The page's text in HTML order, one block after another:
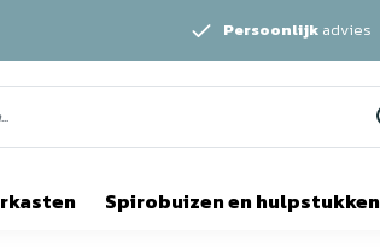
Persoonlijk advies
Spirobuizen en hulpstukken